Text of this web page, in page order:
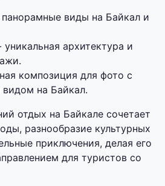
виды на Байкал и
архитектура и
композиция для фото с
на Байкал.
отдых на Байкале сочетает
разнообразие культурных
приключения, делая его
для туристов со